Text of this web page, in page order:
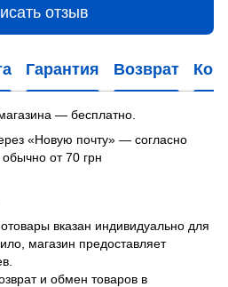
отзыв
Гарантия Возврат
— бесплатно.
«Новую почту» — согласно
от 70 грн
вказан индивидуально для
магазин предоставляет
и обмен товаров в